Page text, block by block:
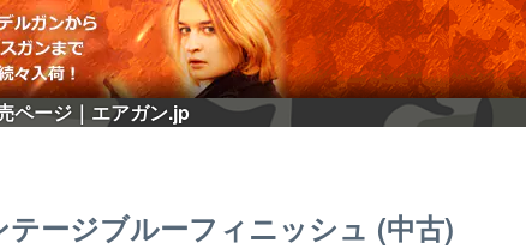
ページ｜エアガン.jp
ージブルーフィニッシュ (中古)